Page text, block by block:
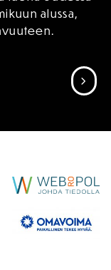
alussa,